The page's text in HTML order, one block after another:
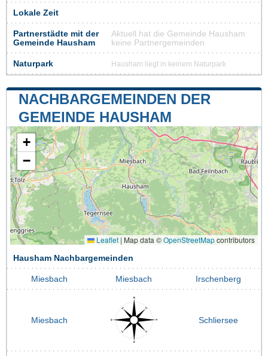
Lokale Zeit
Partnerstädte mit der
Gemeinde Hausham
Aktuell hat die Gemeinde Hausham
keine Partnergemeinden
Naturpark Hausham liegt in keinem Naturpark
NACHBARGEMEINDEN DER
GEMEINDE HAUSHAM
+
−
Leaflet | Map data ©OpenStreetMapcontributors
Hausham Nachbargemeinden
Miesbach Miesbach Irschenberg
Miesbach Schliersee